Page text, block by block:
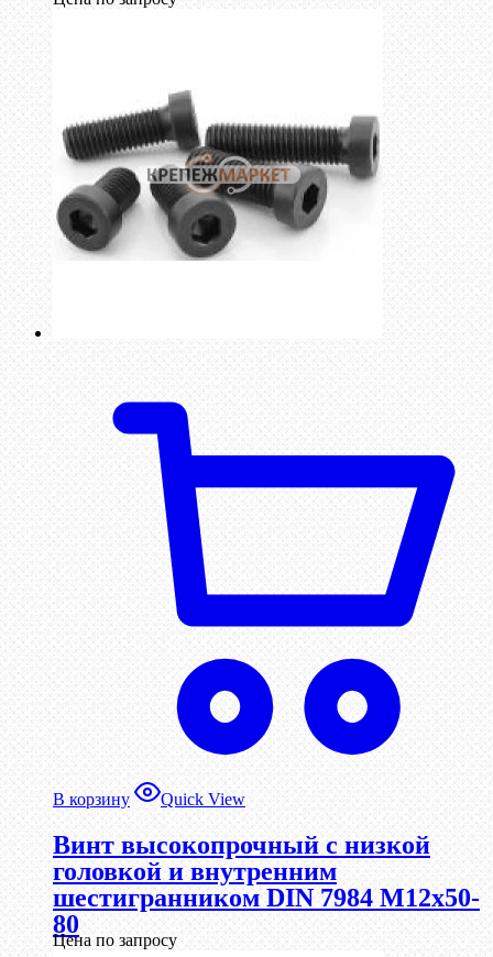
В корзину Quick View
Винт высокопрочный с низкой
головкой и внутренним
шестигранником DIN 7984 М12х50-
80
Цена по запросу